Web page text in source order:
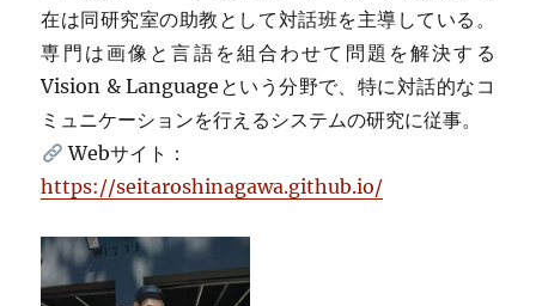
在は同研究室の助教として対話班を主導している。
専門は画像と言語を組合わせて問題を解決する
Vision & Languageという分野で、特に対話的なコ
ミュニケーションを行えるシステムの研究に従事。
Webサイト：
https://seitaroshinagawa.github.io/